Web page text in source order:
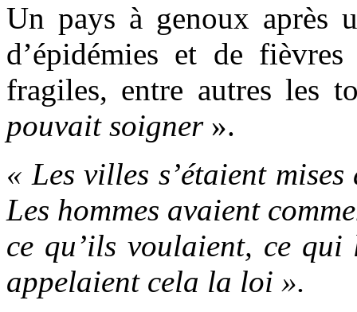
Un pays à genoux après
d’épidémies et de
fragiles, entre autres les
pouvait soigner».
« Les villes s’étaient
Les hommes avaient
ce qu’ils voulaient, ce
appelaient cela la loi ».